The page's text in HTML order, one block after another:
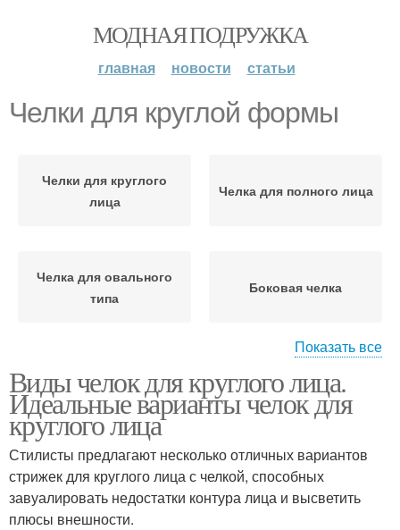
МОДНАЯ ПОДРУЖКА
главная новости статьи
Челки для круглой формы
Челки для круглого
лица
Челка для полного лица
Челка для овального
типа
Боковая челка
лица
лица
Порывистая челка Длинная челка
Показать все
Виды челок для круглого лица.
Идеальные варианты челок для
круглого лица
Стилисты предлагают несколько отличных вариантов
стрижек для круглого лица с челкой, способных
завуалировать недостатки контура лица и высветить
плюсы внешности.